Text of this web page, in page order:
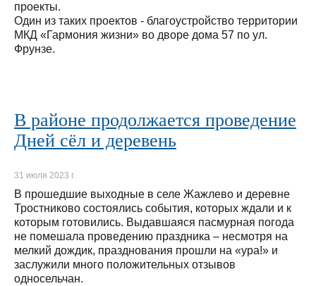
проекты.
Один из таких проектов - благоустройство территории
МКД «Гармония жизни» во дворе дома 57 по ул.
Фрунзе.
В районе продолжается проведение
Дней сёл и деревень
31 июля 2023 г.
В прошедшие выходные в селе Жажлево и деревне
Тростниково состоялись события, которых ждали и к
которым готовились. Выдавшаяся пасмурная погода
не помешала проведению праздника – несмотря на
мелкий дождик, празднования прошли на «ура!» и
заслужили много положительных отзывов
односельчан.